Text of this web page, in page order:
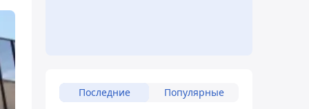
Последние Популярные